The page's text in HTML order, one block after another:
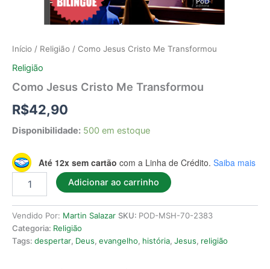
Início / Religião / Como Jesus Cristo Me Transformou
Religião
Como Jesus Cristo Me Transformou
R$42,90
Disponibilidade: 500 em estoque
Até 12x sem cartão com a Linha de Crédito. Saiba mais
Adicionar ao carrinho
Vendido Por: Martin Salazar SKU: POD-MSH-70-2383
Categoria: Religião
Tags: despertar, Deus, evangelho, história, Jesus, religião